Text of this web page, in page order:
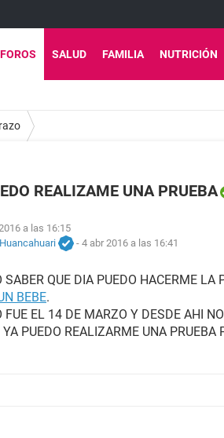
FOROS SALUD FAMILIA NUTRICIÓN
REALIZAME UNA PRUEBA
a las 16:15
- 4 abr 2016 a las 16:41
SABER QUE DIA PUEDO HACERME LA
BEBE.
FUE EL 14 DE MARZO Y DESDE AHI
PUEDO REALIZARME UNA PRUEBA